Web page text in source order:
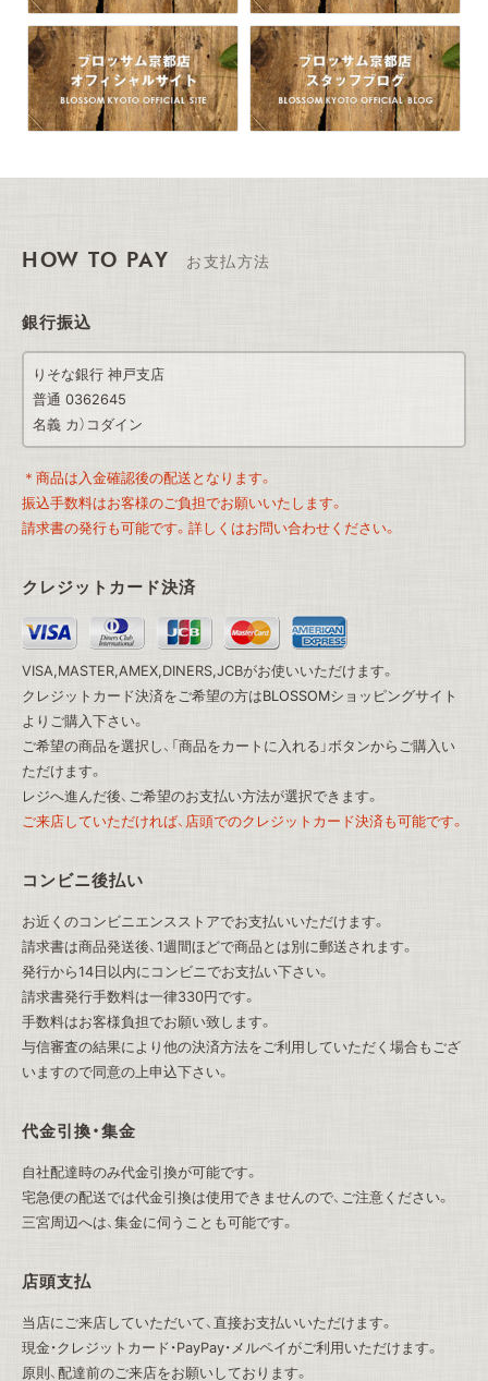
HOW TO PAY お支払方法
銀行振込
りそな銀行 神戸支店
普通 0362645
名義 カ）コダイン
＊商品は入金確認後の配送となります。
振込手数料はお客様のご負担でお願いいたします。
請求書の発行も可能です。詳しくはお問い合わせください。
クレジットカード決済
VISA,MASTER,AMEX,DINERS,JCBがお使いいただけます。
クレジットカード決済をご希望の方はBLOSSOMショッピングサイト
よりご購入下さい。
ご希望の商品を選択し、「商品をカートに入れる」ボタンからご購入い
ただけます。
レジへ進んだ後、ご希望のお支払い方法が選択できます。
ご来店していただければ、店頭でのクレジットカード決済も可能です。
コンビニ後払い
お近くのコンビニエンスストアでお支払いいただけます。
請求書は商品発送後、1週間ほどで商品とは別に郵送されます。
発行から14日以内にコンビニでお支払い下さい。
請求書発行手数料は一律330円です。
手数料はお客様負担でお願い致します。
与信審査の結果により他の決済方法をご利用していただく場合もござ
いますので同意の上申込下さい。
代金引換・集金
自社配達時のみ代金引換が可能です。
宅急便の配送では代金引換は使用できませんので、ご注意ください。
三宮周辺へは、集金に伺うことも可能です。
店頭支払
当店にご来店していただいて、直接お支払いいただけます。
現金・クレジットカード・PayPay・メルペイがご利用いただけます。
原則、配達前のご来店をお願いしております。